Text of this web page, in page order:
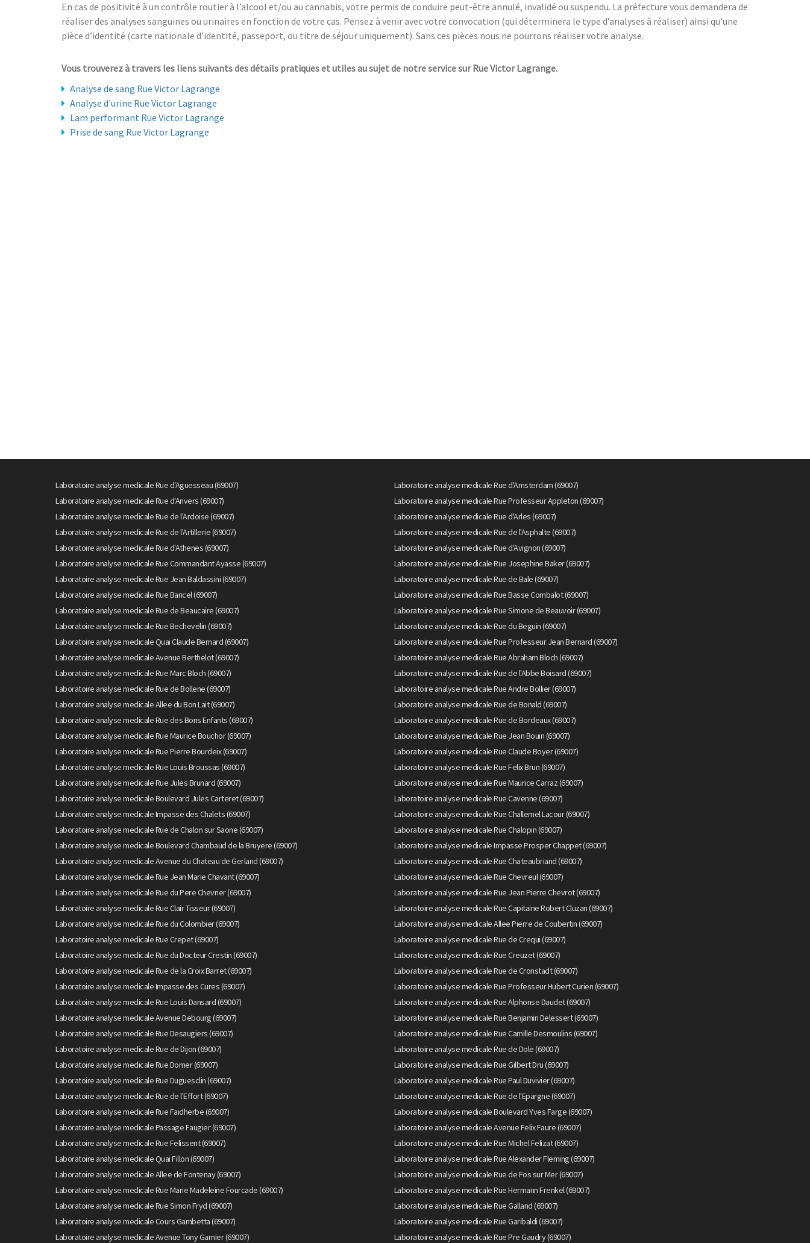
En cas de positivité à un contrôle routier à l’alcool et/ou au cannabis, votre permis de conduire peut-être annulé, invalidé ou suspendu. La préfecture vous demandera de
réaliser des analyses sanguines ou urinaires en fonction de votre cas. Pensez à venir avec votre convocation (qui déterminera le type d’analyses à réaliser) ainsi qu’une
pièce d’identité (carte nationale d’identité, passeport, ou titre de séjour uniquement). Sans ces pièces nous ne pourrons réaliser votre analyse.
Vous trouverez à travers les liens suivants des détails pratiques et utiles au sujet de notre service sur Rue Victor Lagrange.
Analyse de sang Rue Victor Lagrange
Analyse d'urine Rue Victor Lagrange
Lam performant Rue Victor Lagrange
Prise de sang Rue Victor Lagrange
Laboratoire analyse medicale Rue d'Aguesseau (69007)
Laboratoire analyse medicale Rue d'Amsterdam (69007)
Laboratoire analyse medicale Rue d'Anvers (69007)
Laboratoire analyse medicale Rue Professeur Appleton (69007)
Laboratoire analyse medicale Rue de l'Ardoise (69007)
Laboratoire analyse medicale Rue d'Arles (69007)
Laboratoire analyse medicale Rue de l'Artillerie (69007)
Laboratoire analyse medicale Rue de l'Asphalte (69007)
Laboratoire analyse medicale Rue d'Athenes (69007)
Laboratoire analyse medicale Rue d'Avignon (69007)
Laboratoire analyse medicale Rue Commandant Ayasse (69007)
Laboratoire analyse medicale Rue Josephine Baker (69007)
Laboratoire analyse medicale Rue Jean Baldassini (69007)
Laboratoire analyse medicale Rue de Bale (69007)
Laboratoire analyse medicale Rue Bancel (69007)
Laboratoire analyse medicale Rue Basse Combalot (69007)
Laboratoire analyse medicale Rue de Beaucaire (69007)
Laboratoire analyse medicale Rue Simone de Beauvoir (69007)
Laboratoire analyse medicale Rue Bechevelin (69007)
Laboratoire analyse medicale Rue du Beguin (69007)
Laboratoire analyse medicale Quai Claude Bernard (69007)
Laboratoire analyse medicale Rue Professeur Jean Bernard (69007)
Laboratoire analyse medicale Avenue Berthelot (69007)
Laboratoire analyse medicale Rue Abraham Bloch (69007)
Laboratoire analyse medicale Rue Marc Bloch (69007)
Laboratoire analyse medicale Rue de l'Abbe Boisard (69007)
Laboratoire analyse medicale Rue de Bollene (69007)
Laboratoire analyse medicale Rue Andre Bollier (69007)
Laboratoire analyse medicale Allee du Bon Lait (69007)
Laboratoire analyse medicale Rue de Bonald (69007)
Laboratoire analyse medicale Rue des Bons Enfants (69007)
Laboratoire analyse medicale Rue de Bordeaux (69007)
Laboratoire analyse medicale Rue Maurice Bouchor (69007)
Laboratoire analyse medicale Rue Jean Bouin (69007)
Laboratoire analyse medicale Rue Pierre Bourdeix (69007)
Laboratoire analyse medicale Rue Claude Boyer (69007)
Laboratoire analyse medicale Rue Louis Broussas (69007)
Laboratoire analyse medicale Rue Felix Brun (69007)
Laboratoire analyse medicale Rue Jules Brunard (69007)
Laboratoire analyse medicale Rue Maurice Carraz (69007)
Laboratoire analyse medicale Boulevard Jules Carteret (69007)
Laboratoire analyse medicale Rue Cavenne (69007)
Laboratoire analyse medicale Impasse des Chalets (69007)
Laboratoire analyse medicale Rue Challemel Lacour (69007)
Laboratoire analyse medicale Rue de Chalon sur Saone (69007)
Laboratoire analyse medicale Rue Chalopin (69007)
Laboratoire analyse medicale Boulevard Chambaud de la Bruyere (69007)
Laboratoire analyse medicale Impasse Prosper Chappet (69007)
Laboratoire analyse medicale Avenue du Chateau de Gerland (69007)
Laboratoire analyse medicale Rue Chateaubriand (69007)
Laboratoire analyse medicale Rue Jean Marie Chavant (69007)
Laboratoire analyse medicale Rue Chevreul (69007)
Laboratoire analyse medicale Rue du Pere Chevrier (69007)
Laboratoire analyse medicale Rue Jean Pierre Chevrot (69007)
Laboratoire analyse medicale Rue Clair Tisseur (69007)
Laboratoire analyse medicale Rue Capitaine Robert Cluzan (69007)
Laboratoire analyse medicale Rue du Colombier (69007)
Laboratoire analyse medicale Allee Pierre de Coubertin (69007)
Laboratoire analyse medicale Rue Crepet (69007)
Laboratoire analyse medicale Rue de Crequi (69007)
Laboratoire analyse medicale Rue du Docteur Crestin (69007)
Laboratoire analyse medicale Rue Creuzet (69007)
Laboratoire analyse medicale Rue de la Croix Barret (69007)
Laboratoire analyse medicale Rue de Cronstadt (69007)
Laboratoire analyse medicale Impasse des Cures (69007)
Laboratoire analyse medicale Rue Professeur Hubert Curien (69007)
Laboratoire analyse medicale Rue Louis Dansard (69007)
Laboratoire analyse medicale Rue Alphonse Daudet (69007)
Laboratoire analyse medicale Avenue Debourg (69007)
Laboratoire analyse medicale Rue Benjamin Delessert (69007)
Laboratoire analyse medicale Rue Desaugiers (69007)
Laboratoire analyse medicale Rue Camille Desmoulins (69007)
Laboratoire analyse medicale Rue de Dijon (69007)
Laboratoire analyse medicale Rue de Dole (69007)
Laboratoire analyse medicale Rue Domer (69007)
Laboratoire analyse medicale Rue Gilbert Dru (69007)
Laboratoire analyse medicale Rue Duguesclin (69007)
Laboratoire analyse medicale Rue Paul Duvivier (69007)
Laboratoire analyse medicale Rue de l'Effort (69007)
Laboratoire analyse medicale Rue de l'Epargne (69007)
Laboratoire analyse medicale Rue Faidherbe (69007)
Laboratoire analyse medicale Boulevard Yves Farge (69007)
Laboratoire analyse medicale Passage Faugier (69007)
Laboratoire analyse medicale Avenue Felix Faure (69007)
Laboratoire analyse medicale Rue Felissent (69007)
Laboratoire analyse medicale Rue Michel Felizat (69007)
Laboratoire analyse medicale Quai Fillon (69007)
Laboratoire analyse medicale Rue Alexander Fleming (69007)
Laboratoire analyse medicale Allee de Fontenay (69007)
Laboratoire analyse medicale Rue de Fos sur Mer (69007)
Laboratoire analyse medicale Rue Marie Madeleine Fourcade (69007)
Laboratoire analyse medicale Rue Hermann Frenkel (69007)
Laboratoire analyse medicale Rue Simon Fryd (69007)
Laboratoire analyse medicale Rue Galland (69007)
Laboratoire analyse medicale Cours Gambetta (69007)
Laboratoire analyse medicale Rue Garibaldi (69007)
Laboratoire analyse medicale Avenue Tony Garnier (69007)
Laboratoire analyse medicale Rue Pre Gaudry (69007)